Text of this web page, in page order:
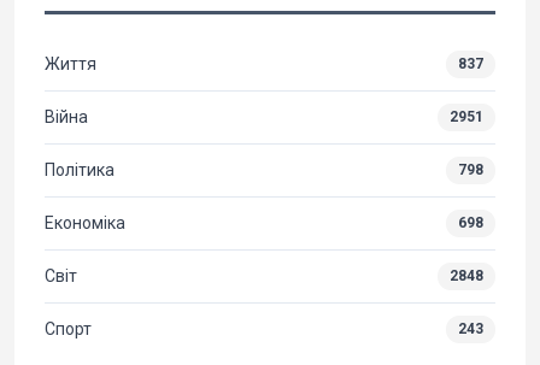
Життя 837
Війна 2951
Політика 798
Економіка 698
Світ 2848
Спорт 243